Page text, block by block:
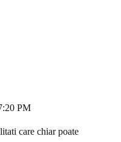
PM
care chiar poate